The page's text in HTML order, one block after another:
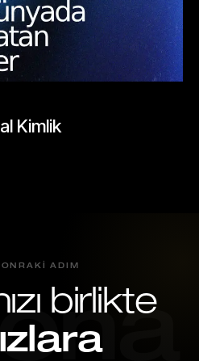
Kimlik
ADIM
birlikte